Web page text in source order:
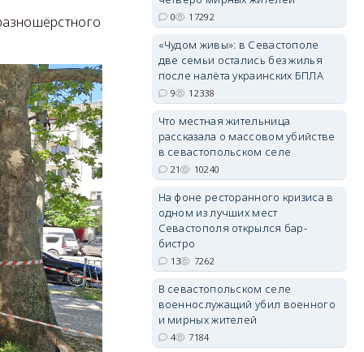
0 17292
«Чудом живы»: в Севастополе
две семьи остались без жилья
после налёта украинских БПЛА
9 12338
Что местная жительница
рассказала о массовом убийстве
в севастопольском селе
21 10240
На фоне ресторанного кризиса в
одном из лучших мест
Севастополя открылся бар-
бистро
13 7262
В севастопольском селе
военнослужащий убил военного
и мирных жителей
4 7184